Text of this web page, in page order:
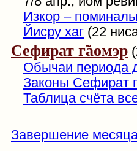
Изкор –
Йисру хаг (22
Сефират г̃аомэр
Обычаи периода
Законы Сефират
Таблица счёта
Завершение